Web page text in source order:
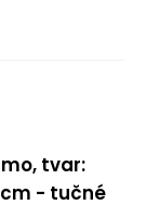
tvar:
cm - tučné